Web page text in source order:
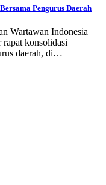
Pengurus Daerah
Wartawan Indonesia
konsolidasi
daerah, di…